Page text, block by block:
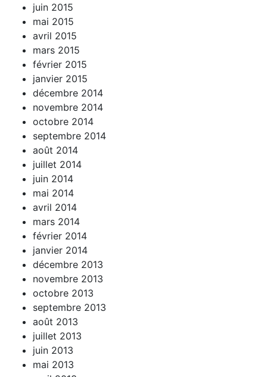
juin 2015
mai 2015
avril 2015
mars 2015
février 2015
janvier 2015
décembre 2014
novembre 2014
octobre 2014
septembre 2014
août 2014
juillet 2014
juin 2014
mai 2014
avril 2014
mars 2014
février 2014
janvier 2014
décembre 2013
novembre 2013
octobre 2013
septembre 2013
août 2013
juillet 2013
juin 2013
mai 2013